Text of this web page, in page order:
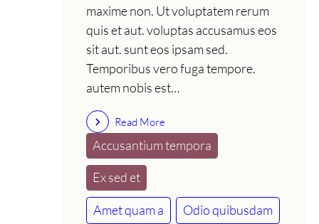
maxime non. Ut voluptatem rerum
quis et aut. voluptas accusamus eos
sit aut. sunt eos ipsam sed.
Temporibus vero fuga tempore.
autem nobis est…
Read More
Accusantium tempora
Ex sed et
Amet quam a Odio quibusdam